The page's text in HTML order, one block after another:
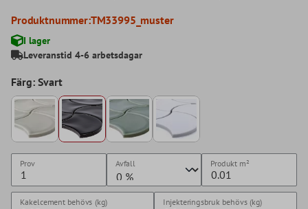
Produktnummer:TM33995_muster
I lager
Leveranstid 4-6 arbetsdagar
Färg: Svart
Prov Avfall Produkt m²
Kakelcement behövs (kg) Injekteringsbruk behövs (kg)